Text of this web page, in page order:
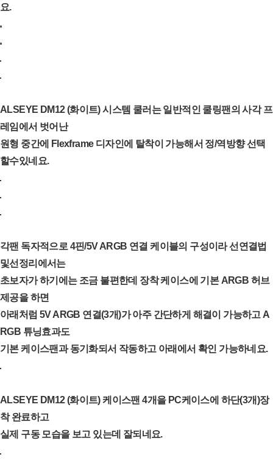
요.
ALSEYE DM12 (화이트) 시스템 쿨러는 일반적인 쿨링팬의 사각 프
레임에서 벗어난
원형 중간에 Flexframe 디자인에 탈착이 가능해서 정/역방향 선택
할수있네요.
각팬 독자적으로 4핀/5V ARGB 연결 케이블의 구성이라 선연결법
및선정리에서는
초보자가 하기에는 조금 불편한데 장착 케이스에 기본 ARGB 허브
제공을 하면
아래처럼 5V ARGB 연결(3개)가 아주 간단하게 해결이 가능하고 A
RGB 튜닝효과도
기본 케이스팬과 동기화되서 작동하고 아래에서 확인 가능하네요.
ALSEYE DM12 (화이트) 케이스팬 4개을 PC케이스에 하단(3개)장
착 완료하고
실제 구동 모습을 보고 있는데 잘되네요.